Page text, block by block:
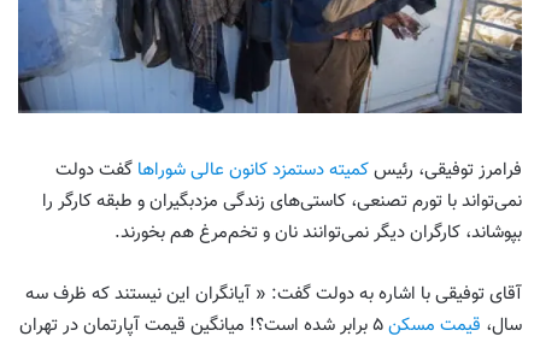
فرامرز توفیقی، رئیسکمیته دستمزد کانون عالی شوراها گفت دولت
نمی‌تواند با تورم تصنعی، کاستی‌های زندگی مزدبگیران و طبقه کارگر را
بپوشاند، کارگران دیگر نمی‌توانند نان و تخم‌مرغ هم بخورند.
آقای توفیقی با اشاره به دولت گفت: « آیانگران این نیستند که ظرف سه
سال، قیمت مسکن
۵ برابر شده است؟! میانگین قیمت آپارتمان در تهران